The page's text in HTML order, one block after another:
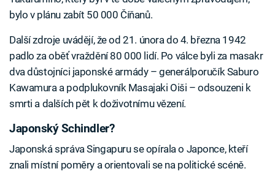
bylo v plánu zabít 50 000 Číňanů.
Další zdroje uvádějí, že od 21. února do 4. března 1942
padlo za oběť vraždění 80 000 lidí. Po válce byli za masakr
dva důstojníci japonské armády – generálporučík Saburo
Kawamura a podplukovník Masajaki Oiši – odsouzeni k
smrti a dalších pět k doživotnímu vězení.
Japonský Schindler?
Japonská správa Singapuru se opírala o Japonce, kteří
znali místní poměry a orientovali se na politické scéně.